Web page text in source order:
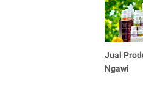
Jual
Ngawi